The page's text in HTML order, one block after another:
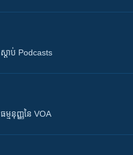
ស្តាប់ Podcasts
ធម្មនុញ្ញ​នៃ VOA